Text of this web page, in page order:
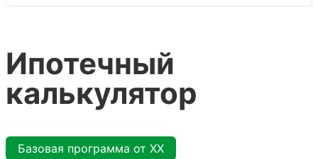
Ипотечный
калькулятор
Базовая программа от XX